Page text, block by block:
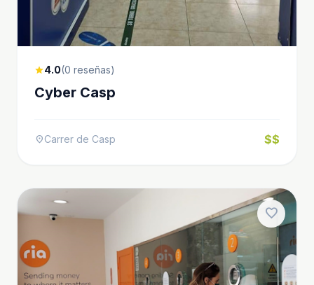
star4.0(0 reseñas)
Cyber Casp
location_onCarrer de Casp $$
favorite